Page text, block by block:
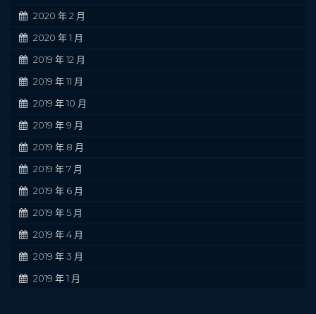
2020 年 2 月
2020 年 1 月
2019 年 12 月
2019 年 11 月
2019 年 10 月
2019 年 9 月
2019 年 8 月
2019 年 7 月
2019 年 6 月
2019 年 5 月
2019 年 4 月
2019 年 3 月
2019 年 1 月